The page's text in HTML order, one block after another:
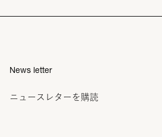
News letter
ニュースレターを購読